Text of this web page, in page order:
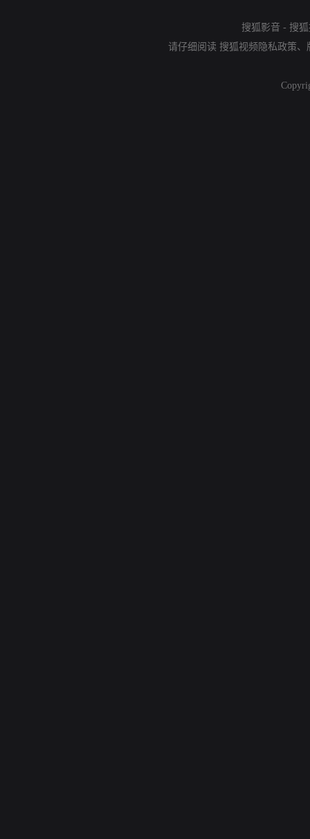
搜狐影音 - 搜
请仔细阅读 搜狐视频隐私政策、